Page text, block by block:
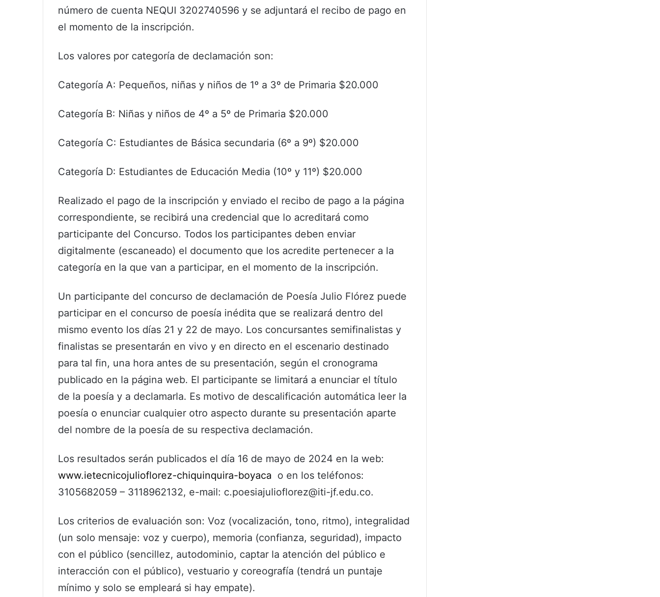
número de cuenta NEQUI 3202740596 y se adjuntará el recibo de pago en
el momento de la inscripción.
Los valores por categoría de declamación son:
Categoría A: Pequeños, niñas y niños de 1º a 3º de Primaria $20.000
Categoría B: Niñas y niños de 4º a 5º de Primaria $20.000
Categoría C: Estudiantes de Básica secundaria (6º a 9º) $20.000
Categoría D: Estudiantes de Educación Media (10º y 11º) $20.000
Realizado el pago de la inscripción y enviado el recibo de pago a la página
correspondiente, se recibirá una credencial que lo acreditará como
participante del Concurso. Todos los participantes deben enviar
digitalmente (escaneado) el documento que los acredite pertenecer a la
categoría en la que van a participar, en el momento de la inscripción.
Un participante del concurso de declamación de Poesía Julio Flórez puede
participar en el concurso de poesía inédita que se realizará dentro del
mismo evento los días 21 y 22 de mayo. Los concursantes semifinalistas y
finalistas se presentarán en vivo y en directo en el escenario destinado
para tal fin, una hora antes de su presentación, según el cronograma
publicado en la página web. El participante se limitará a enunciar el título
de la poesía y a declamarla. Es motivo de descalificación automática leer la
poesía o enunciar cualquier otro aspecto durante su presentación aparte
del nombre de la poesía de su respectiva declamación.
Los resultados serán publicados el día 16 de mayo de 2024 en la web:
www.ietecnicojulioflorez-chiquinquira-boyaca o en los teléfonos:
3105682059 – 3118962132, e-mail: c.poesiajulioflorez@iti-jf.edu.co.
Los criterios de evaluación son: Voz (vocalización, tono, ritmo), integralidad
(un solo mensaje: voz y cuerpo), memoria (confianza, seguridad), impacto
con el público (sencillez, autodominio, captar la atención del público e
interacción con el público), vestuario y coreografía (tendrá un puntaje
mínimo y solo se empleará si hay empate).